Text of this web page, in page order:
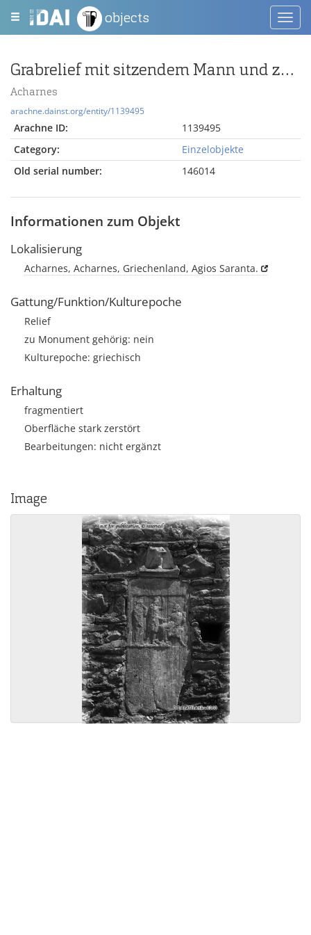
objects
Grabrelief mit sitzendem Mann und zwei weiteren Figuren
Acharnes
arachne.dainst.org/entity/1139495
Arachne ID:
1139495
Category:
Einzelobjekte
Old serial number:
146014
Informationen zum Objekt
Lokalisierung
Acharnes, Acharnes, Griechenland, Agios Saranta.
Gattung/Funktion/Kulturepoche
Relief
zu Monument gehörig: nein
Kulturepoche: griechisch
Erhaltung
fragmentiert
Oberfläche stark zerstört
Bearbeitungen: nicht ergänzt
Image